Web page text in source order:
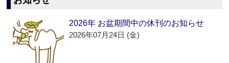
2026年 お盆期間中の休刊のお知らせ
2026年07月24日 (金)